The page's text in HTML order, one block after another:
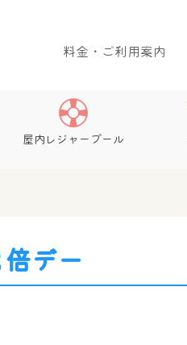
料金・ご利用案内
屋内レジャープール
デー